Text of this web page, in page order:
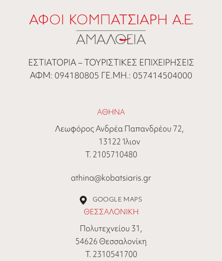
ΕΣΤΙΑΤΟΡΙΑ – ΤΟΥΡΙΣΤΙΚΕΣ ΕΠΙΧΕΙΡΗΣΕΙΣ
ΑΦΜ: 094180805 ΓΕ.ΜΗ.: 057414504000
ΑΘΗΝΑ
Λεωφόρος Ανδρέα Παπανδρέου 72,
13122 Ίλιον
Τ. 2105710480
athina@kobatsiaris.gr
GOOGLE MAPS
ΘΕΣΣΑΛΟΝΙΚΗ
Πολυτεχνείου 31,
54626 Θεσσαλονίκη
Τ. 2310541700